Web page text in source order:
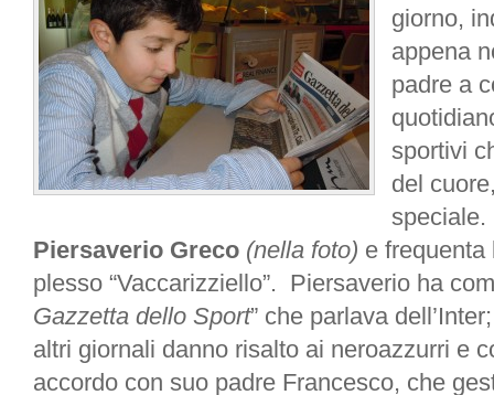
giorno,
appena
padre a
sportivi
del
speciale.
Piersaverio Greco (nella foto) e
plesso “Vaccarizziello”. Piersaverio ha
Gazzetta dello Sport” che parlava
altri giornali danno risalto ai neroazzurri e
accordo con suo padre Francesco, che